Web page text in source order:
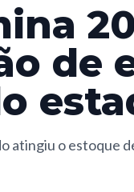
de
atingiu o estoque